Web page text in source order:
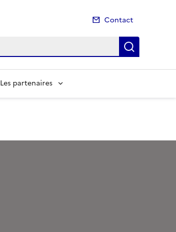
Contact
Les partenaires